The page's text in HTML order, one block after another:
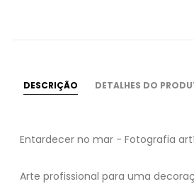
DESCRIÇÃO DETALHES DO
Entardecer no mar - Fotografia
Arte profissional para uma